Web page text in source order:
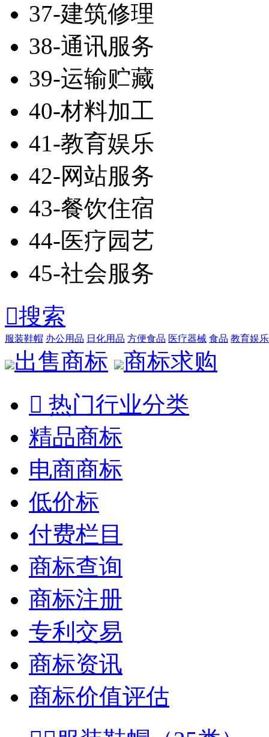
37-建筑修理
38-通讯服务
39-运输贮藏
40-材料加工
41-教育娱乐
42-网站服务
43-餐饮住宿
44-医疗园艺
45-社会服务
搜索
服装鞋帽 办公用品 日化用品 方便食品 医疗器械 食品 教育娱乐
出售商标
商标求购
 热门行业分类
精品商标
电商商标
低价标
付费栏目
商标查询
商标注册
专利交易
商标资讯
商标价值评估